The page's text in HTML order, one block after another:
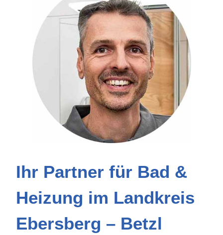
Ihr Partner für Bad &
Heizung im Landkreis
Ebersberg – Betzl